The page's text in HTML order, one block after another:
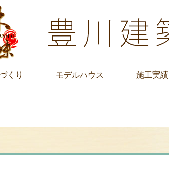
くり モデルハウス 施工実績